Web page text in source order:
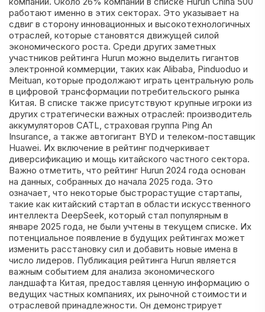
работают именно в этих секторах. Это указывает на
сдвиг в сторону инновационных и высокотехнологичных
отраслей, которые становятся движущей силой
экономического роста. Среди других заметных
участников рейтинга Hurun можно выделить гигантов
электронной коммерции, таких как Alibaba, Pinduoduo и
Meituan, которые продолжают играть центральную роль
в цифровой трансформации потребительского рынка
Китая. В списке также присутствуют крупные игроки из
других стратегически важных отраслей: производитель
аккумуляторов CATL, страховая группа Ping An
Insurance, а также автогигант BYD и телеком-поставщик
Huawei. Их включение в рейтинг подчеркивает
диверсификацию и мощь китайского частного сектора.
Важно отметить, что рейтинг Hurun 2024 года основан
на данных, собранных до начала 2025 года. Это
означает, что некоторые быстрорастущие стартапы,
такие как китайский стартап в области искусственного
интеллекта DeepSeek, который стал популярным в
январе 2025 года, не были учтены в текущем списке. Их
потенциальное появление в будущих рейтингах может
изменить расстановку сил и добавить новые имена в
число лидеров. Публикация рейтинга Hurun является
важным событием для анализа экономического
ландшафта Китая, предоставляя ценную информацию о
ведущих частных компаниях, их рыночной стоимости и
отраслевой принадлежности. Он демонстрирует